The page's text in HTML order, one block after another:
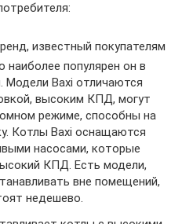
известный покупателям
наиболее популярен он в
Модели Baxi отличаются
высоким КПД, могут
режиме, способны на
Котлы Baxi оснащаются
насосами, которые
КПД. Есть модели,
вне помещений,
недешево.